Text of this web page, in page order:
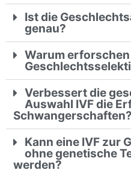
Ist die
genau?
Warum
Verbessert die
Auswahl IVF die
Schwangerschaften?
Kann eine IVF zur
ohne genetische
werden?